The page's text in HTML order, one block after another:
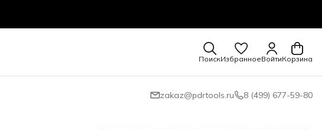
ПоискИзбранноеВойтиКорзина
zakaz@pdrtools.ru 8 (499) 677-59-80